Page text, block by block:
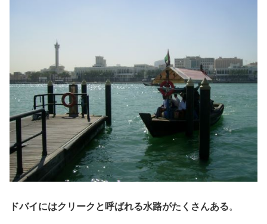
ドバイにはクリークと呼ばれる水路がたくさんある。